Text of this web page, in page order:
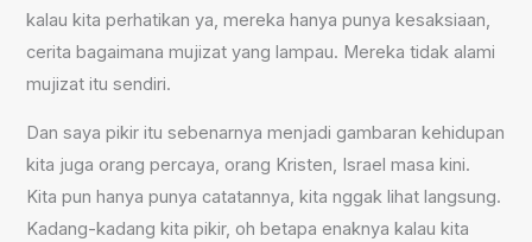
kalau kita perhatikan ya, mereka hanya punya kesaksiaan,
cerita bagaimana mujizat yang lampau. Mereka tidak alami
mujizat itu sendiri.
Dan saya pikir itu sebenarnya menjadi gambaran kehidupan
kita juga orang percaya, orang Kristen, Israel masa kini.
Kita pun hanya punya catatannya, kita nggak lihat langsung.
Kadang-kadang kita pikir, oh betapa enaknya kalau kita